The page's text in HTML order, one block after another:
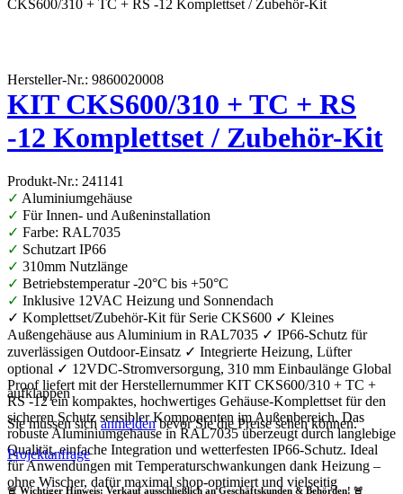
CKS600/310 + TC + RS -12 Komplettset / Zubehör-Kit
Hersteller-Nr.: 9860020008
KIT CKS600/310 + TC + RS
-12 Komplettset / Zubehör-Kit
Produkt-Nr.: 241141
✓ Aluminiumgehäuse
✓ Für Innen- und Außeninstallation
✓ Farbe: RAL7035
✓ Schutzart IP66
✓ 310mm Nutzlänge
✓ Betriebstemperatur -20°C bis +50°C
✓ Inklusive 12VAC Heizung und Sonnendach
✓ Komplettset/Zubehör-Kit für Serie CKS600 ✓ Kleines
Außengehäuse aus Aluminium in RAL7035 ✓ IP66-Schutz für
zuverlässigen Outdoor-Einsatz ✓ Integrierte Heizung, Lüfter
optional ✓ 12VDC-Stromversorgung, 310 mm Einbaulänge Global
Proof liefert mit der Herstellernummer KIT CKS600/310 + TC +
RS -12 ein kompaktes, hochwertiges Gehäuse-Komplettset für den
sicheren Schutz sensibler Komponenten im Außenbereich. Das
robuste Aluminiumgehäuse in RAL7035 überzeugt durch langlebige
Qualität, einfache Integration und wetterfesten IP66-Schutz. Ideal
für Anwendungen mit Temperaturschwankungen dank Heizung –
ohne Wischer, dafür maximal shop-optimiert und vielseitig
aufklappen
Sie müssen sichanmeldenbevor Sie die Preise sehen können.
Projektanfrage
🚨 Wichtiger Hinweis: Verkauf ausschließlich an Geschäftskunden & Behörden! 🚨